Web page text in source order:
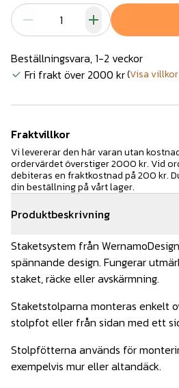
Produktbeskrivning
Staketsystem från
spännande design. Fungerar
staket, räcke eller avskärmning.
Staketstolparna monteras enkelt
stolpfot eller från sidan med ett
Stolpfötterna används för
exempelvis mur eller altandäck.
Beställningsvara, 1-2 veckor
Fri frakt över 2000 kr(Visa villkor
Fraktvillkor
Vi levererar den här varan utan
ordervärdet överstiger 2000 kr. Vid
debiteras en fraktkostnad på 200 kr.
din beställning på vårt lager.